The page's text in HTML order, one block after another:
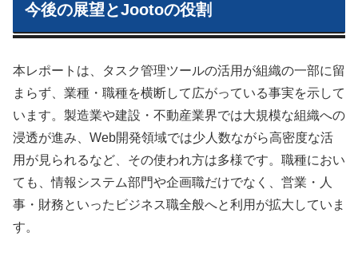
今後の展望とJootoの役割
本レポートは、タスク管理ツールの活用が組織の一部に留
まらず、業種・職種を横断して広がっている事実を示して
います。製造業や建設・不動産業界では大規模な組織への
浸透が進み、Web開発領域では少人数ながら高密度な活
用が見られるなど、その使われ方は多様です。職種におい
ても、情報システム部門や企画職だけでなく、営業・人
事・財務といったビジネス職全般へと利用が拡大していま
す。